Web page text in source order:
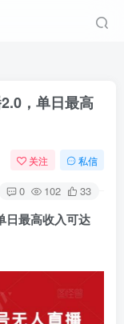
，单日最高
关注 私信
0 102 33
日最高收入可达